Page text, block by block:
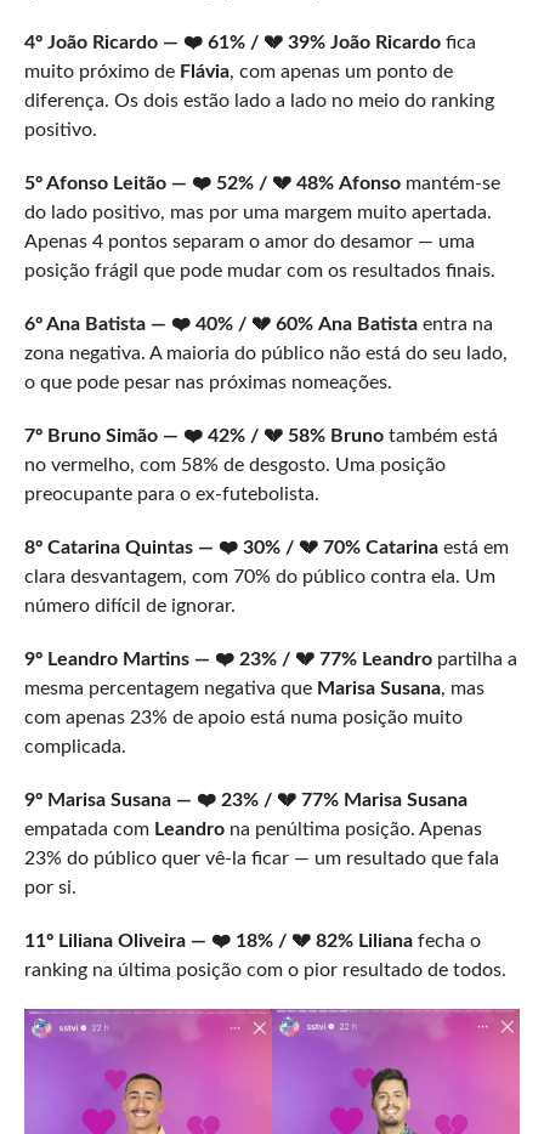
4º João Ricardo — ❤️ 61% / 💔 39% João Ricardofica
muito próximo de Flávia, com apenas um ponto de
diferença. Os dois estão lado a lado no meio do ranking
positivo.
5º Afonso Leitão — ❤️ 52% / 💔 48% Afonsomantém-se
do lado positivo, mas por uma margem muito apertada.
Apenas 4 pontos separam o amor do desamor — uma
posição frágil que pode mudar com os resultados finais.
6º Ana Batista — ❤️ 40% / 💔 60% Ana Batistaentra na
zona negativa. A maioria do público não está do seu lado,
o que pode pesar nas próximas nomeações.
7º Bruno Simão — ❤️ 42% / 💔 58% Brunotambém está
no vermelho, com 58% de desgosto. Uma posição
preocupante para o ex-futebolista.
8º Catarina Quintas — ❤️ 30% / 💔 70% Catarinaestá em
clara desvantagem, com 70% do público contra ela. Um
número difícil de ignorar.
9º Leandro Martins — ❤️ 23% / 💔 77% Leandropartilha a
mesma percentagem negativa que Marisa Susana, mas
com apenas 23% de apoio está numa posição muito
complicada.
9º Marisa Susana — ❤️ 23% / 💔 77% Marisa Susana
empatada com Leandrona penúltima posição. Apenas
23% do público quer vê-la ficar — um resultado que fala
por si.
11º Liliana Oliveira — ❤️ 18% / 💔 82% Lilianafecha o
ranking na última posição com o pior resultado de todos.